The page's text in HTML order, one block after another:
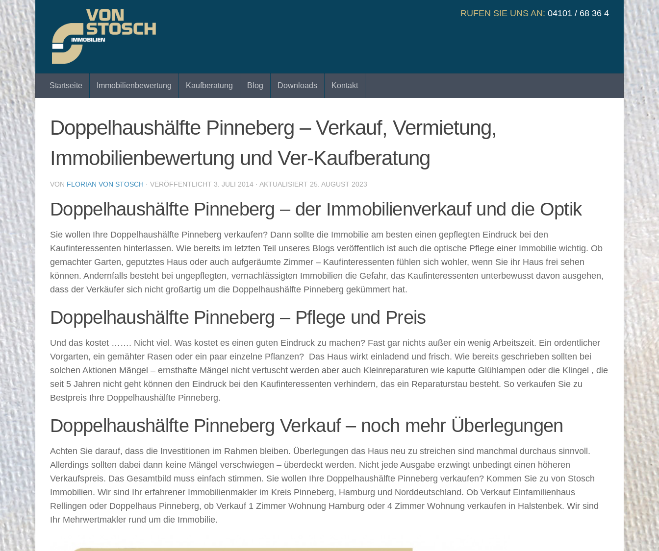
Zum Inhalt springen RUFEN SIE UNS AN: 04101 / 68 36 4
Startseite Immobilienbewertung Kaufberatung Blog Downloads Kontakt
Doppelhaushälfte Pinneberg – Verkauf, Vermietung,
Immobilienbewertung und Ver-Kaufberatung
VON FLORIAN VON STOSCH · VERÖFFENTLICHT 3. JULI 2014 · AKTUALISIERT 25. AUGUST 2023
Doppelhaushälfte Pinneberg – der Immobilienverkauf und die Optik
Sie wollen Ihre Doppelhaushälfte Pinneberg verkaufen? Dann sollte die Immobilie am besten einen gepflegten Eindruck bei den
Kaufinteressenten hinterlassen. Wie bereits im letzten Teil unseres Blogs veröffentlich ist auch die optische Pflege einer Immobilie wichtig. Ob
gemachter Garten, geputztes Haus oder auch aufgeräumte Zimmer – Kaufinteressenten fühlen sich wohler, wenn Sie ihr Haus frei sehen
können. Andernfalls besteht bei ungepflegten, vernachlässigten Immobilien die Gefahr, das Kaufinteressenten unterbewusst davon ausgehen,
dass der Verkäufer sich nicht großartig um die Doppelhaushälfte Pinneberg gekümmert hat.
Doppelhaushälfte Pinneberg – Pflege und Preis
Und das kostet ……. Nicht viel. Was kostet es einen guten Eindruck zu machen? Fast gar nichts außer ein wenig Arbeitszeit. Ein ordentlicher
Vorgarten, ein gemähter Rasen oder ein paar einzelne Pflanzen? Das Haus wirkt einladend und frisch. Wie bereits geschrieben sollten bei
solchen Aktionen Mängel – ernsthafte Mängel nicht vertuscht werden aber auch Kleinreparaturen wie kaputte Glühlampen oder die Klingel , die
seit 5 Jahren nicht geht können den Eindruck bei den Kaufinteressenten verhindern, das ein Reparaturstau besteht. So verkaufen Sie zu
Bestpreis Ihre Doppelhaushälfte Pinneberg.
Doppelhaushälfte Pinneberg Verkauf – noch mehr Überlegungen
Achten Sie darauf, dass die Investitionen im Rahmen bleiben. Überlegungen das Haus neu zu streichen sind manchmal durchaus sinnvoll.
Allerdings sollten dabei dann keine Mängel verschwiegen – überdeckt werden. Nicht jede Ausgabe erzwingt unbedingt einen höheren
Verkaufspreis. Das Gesamtbild muss einfach stimmen. Sie wollen Ihre Doppelhaushälfte Pinneberg verkaufen? Kommen Sie zu von Stosch
Immobilien. Wir sind Ihr erfahrener Immobilienmakler im Kreis Pinneberg, Hamburg und Norddeutschland. Ob Verkauf Einfamilienhaus
Rellingen oder Doppelhaus Pinneberg, ob Verkauf 1 Zimmer Wohnung Hamburg oder 4 Zimmer Wohnung verkaufen in Halstenbek. Wir sind
Ihr Mehrwertmakler rund um die Immobilie.